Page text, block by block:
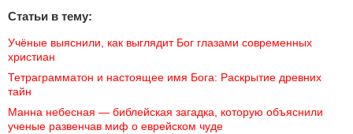
Статьи в тему:
Учёные выяснили, как выглядит Бог глазами современных
христиан
Тетраграмматон и настоящее имя Бога: Раскрытие древних
тайн
Манна небесная — библейская загадка, которую объяснили
ученые развенчав миф о еврейском чуде